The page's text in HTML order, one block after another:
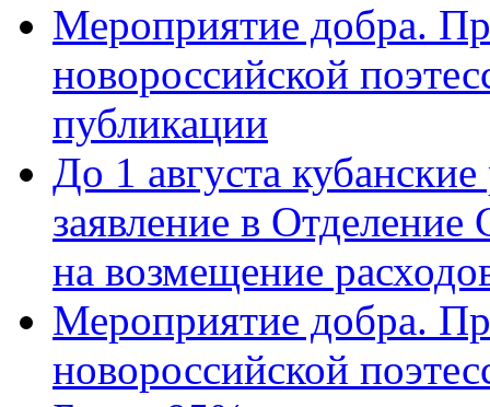
Мероприятие добра.
новороссийской
публикации
До 1 августа
заявление в
на возмещение
Мероприятие добра.
новороссийской